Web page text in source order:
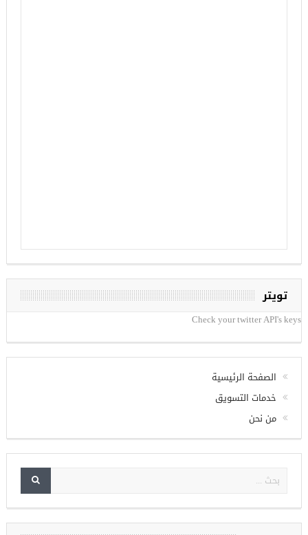
تويتر
Check your twitter API's keys
الصفحة الرئيسية
خدمات التسويق
من نحن